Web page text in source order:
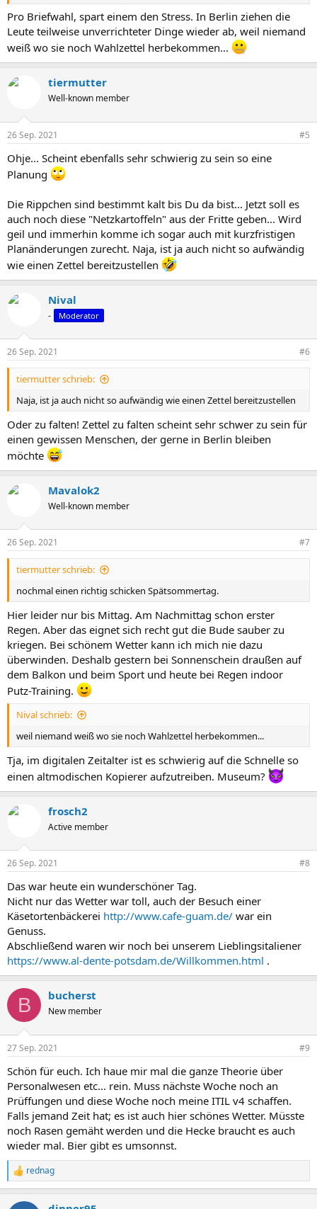
Pro Briefwahl, spart einem den Stress. In Berlin ziehen die
Leute teilweise unverrichteter Dinge wieder ab, weil niemand
weiß wo sie noch Wahlzettel herbekommen...
tiermutter
Well-known member
26 Sep. 2021 #5
Ohje... Scheint ebenfalls sehr schwierig zu sein so eine
Planung
Die Rippchen sind bestimmt kalt bis Du da bist... Jetzt soll es
auch noch diese "Netzkartoffeln" aus der Fritte geben... Wird
geil und immerhin komme ich sogar auch mit kurzfristigen
Planänderungen zurecht. Naja, ist ja auch nicht so aufwändig
wie einen Zettel bereitzustellen
Nival
- Moderator
26 Sep. 2021 #6
tiermutter schrieb:
Naja, ist ja auch nicht so aufwändig wie einen Zettel bereitzustellen
Oder zu falten! Zettel zu falten scheint sehr schwer zu sein für
einen gewissen Menschen, der gerne in Berlin bleiben
möchte
Mavalok2
Well-known member
26 Sep. 2021 #7
tiermutter schrieb:
nochmal einen richtig schicken Spätsommertag.
Hier leider nur bis Mittag. Am Nachmittag schon erster
Regen. Aber das eignet sich recht gut die Bude sauber zu
kriegen. Bei schönem Wetter kann ich mich nie dazu
überwinden. Deshalb gestern bei Sonnenschein draußen auf
dem Balkon und beim Sport und heute bei Regen indoor
Putz-Training.
Nival schrieb:
weil niemand weiß wo sie noch Wahlzettel herbekommen...
Tja, im digitalen Zeitalter ist es schwierig auf die Schnelle so
einen altmodischen Kopierer aufzutreiben. Museum?
frosch2
Active member
26 Sep. 2021 #8
Das war heute ein wunderschöner Tag.
Nicht nur das Wetter war toll, auch der Besuch einer
Käsetortenbäckerei http://www.cafe-guam.de/ war ein
Genuss.
Abschließend waren wir noch bei unserem Lieblingsitaliener
https://www.al-dente-potsdam.de/Willkommen.html .
B bucherst
New member
27 Sep. 2021 #9
Schön für euch. Ich haue mir mal die ganze Theorie über
Personalwesen etc... rein. Muss nächste Woche noch an
Prüffungen und diese Woche noch meine ITIL v4 schaffen.
Falls jemand Zeit hat; es ist auch hier schönes Wetter. Müsste
noch Rasen gemäht werden und die Hecke braucht es auch
wieder mal. Bier gibt es umsonnst.
R
e
rednag